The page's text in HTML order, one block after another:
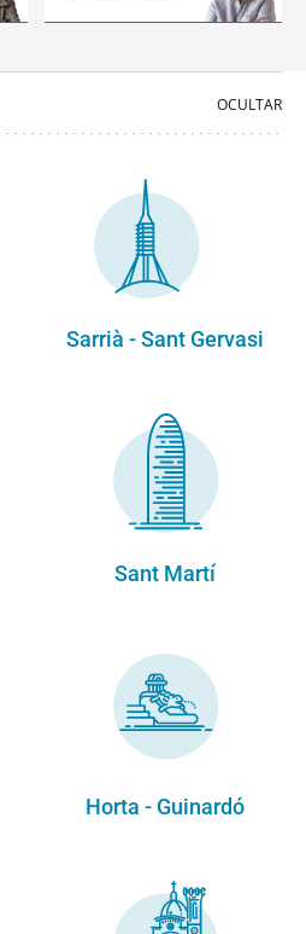
Sarrià - Sant Gervasi
Sant Martí
Horta - Guinardó